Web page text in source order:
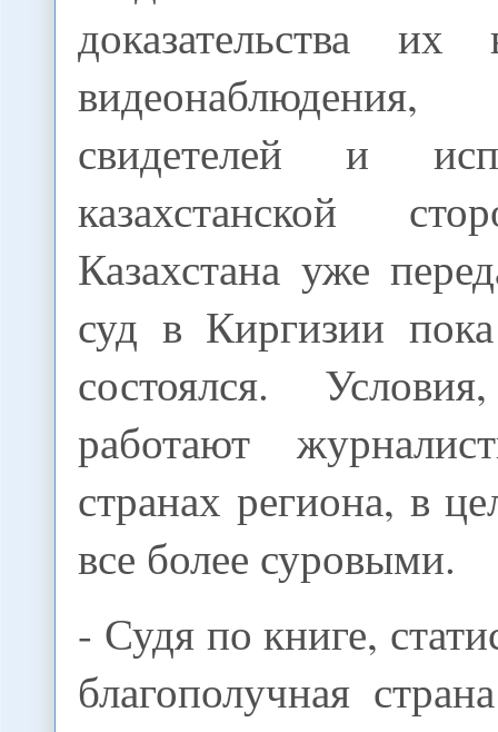
доказательства
свидетелей и
казахстанской
Казахстана уже
суд в Киргизии
состоялся.
работают
странах региона, в
все более суровыми.
- Судя по книге,
благополучная